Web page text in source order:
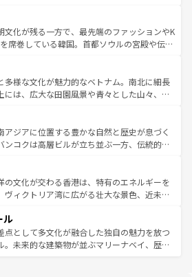
ほしい。 なお、新着のハワイ情報
一覧を参照してほしい。
ィビティも充実しており、サーフィンやダイ
キングなど、アウトドア好きにはたまらな
ラリアの多彩な魅力を存分に味わいつくそ
。
な山岳地帯である台湾東部など、都市の喧騒
さが共存しており、訪れる人に新しい発見と
してくれる。また、奥深い台湾の食文化も魅
評判のスイーツなど、バラエティ豊かな料理
が味わえる。 なお、新着の台湾情報は コンテンツ一覧を参
。
文化が残る一方で、最先端のファッションやK
席巻している韓国。首都ソウルの宮殿や伝統
を延ばせば四季折々の自然美を楽しむことが
て、キムチや焼肉、絶品のストリートフード
まな韓国料理が待っている。夜には、韓国な
れながら、韓国の多彩な魅力を心ゆくまで味
わってみてほしい。 なお、新着の韓国情報はコンテンツ一
ほしい。
多様な文化が魅力的なベトナム。南北に細長
には、広大な田園風景や青々とした山々、世
共に伝統が息づく。ハノイの古い町並みやホ
フランス統治時代の建物も、独特の雰囲気を
る。また、バラエティの豊かさとおいしさで
やバインミー、ベトナムコーヒーなどは、ぜ
いたい。どの地域を訪れてもあたたかい人々
えてくれるので、きっと忘れられない旅にな
。
アジアに位置する豊かな自然と歴史が息づく
ンコクは高層ビルが立ち並ぶ一方、伝統的な
している。北部ではチェンマイなどの山岳地
れ合い、南部ではプーケットやクラビの美し
ゾート気分を楽しむことができる。タイ料理
は一年中温暖で、どの季節にも異なる楽しみ
。親しみやすいタイの人々、仏教を中心とし
て多様な観光資源が、訪れる旅人を魅了し続
の文化が交わる香港は、特有のエネルギーを
ヴィクトリア湾に広がる壮大な景色、近未来
れても感動するはず。観光スポットが密集し
よく見どころを回れるのも魅力。息をのむよ
文化的な体験まで、香港を存分に楽しみ尽く
ル
点として多文化が融合した独自の魅力を放つ
。未来的な建築物が並ぶマリーナベイ、歴史